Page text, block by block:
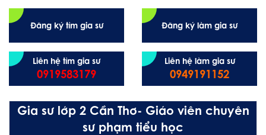
Đăng ký tìm gia sư
Liên hệ tìm gia sư
0919583179
Đăng ký làm gia sư
Liên hệ làm gia sư
0949191152
Gia sư lớp 2 Cần Thơ- Giáo viên chuyên
sư phạm tiểu học